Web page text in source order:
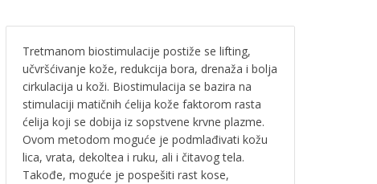
Tretmanom biostimulacije postiže se lifting,
učvršćivanje kože, redukcija bora, drenaža i bolja
cirkulacija u koži. Biostimulacija se bazira na
stimulaciji matičnih ćelija kože faktorom rasta
ćelija koji se dobija iz sopstvene krvne plazme.
Ovom metodom moguće je podmlađivati kožu
lica, vrata, dekoltea i ruku, ali i čitavog tela.
Takođe, moguće je pospešiti rast kose,